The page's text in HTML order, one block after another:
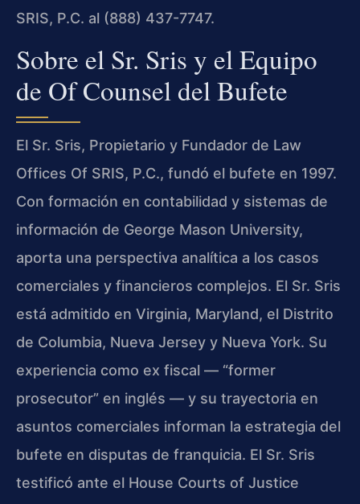
SRIS, P.C. al (888) 437-7747.
Sobre el Sr. Sris y el Equipo
de Of Counsel del Bufete
El Sr. Sris, Propietario y Fundador de Law
Offices Of SRIS, P.C., fundó el bufete en 1997.
Con formación en contabilidad y sistemas de
información de George Mason University,
aporta una perspectiva analítica a los casos
comerciales y financieros complejos. El Sr. Sris
está admitido en Virginia, Maryland, el Distrito
de Columbia, Nueva Jersey y Nueva York. Su
experiencia como ex fiscal — “former
prosecutor” en inglés — y su trayectoria en
asuntos comerciales informan la estrategia del
bufete en disputas de franquicia. El Sr. Sris
testificó ante el House Courts of Justice